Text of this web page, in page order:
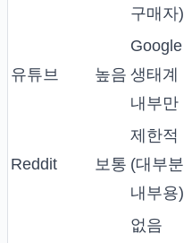
구매자)
유튜브 높음
Google
생태계
내부만
Reddit 보통
제한적
(대부분
내부용)
없음